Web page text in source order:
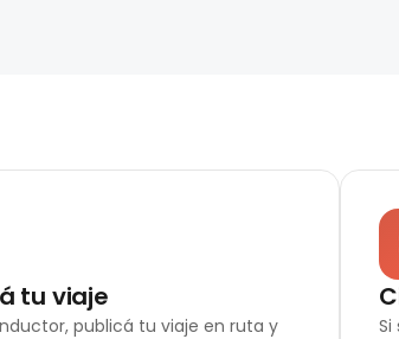
tu viaje
publicá tu viaje en ruta y